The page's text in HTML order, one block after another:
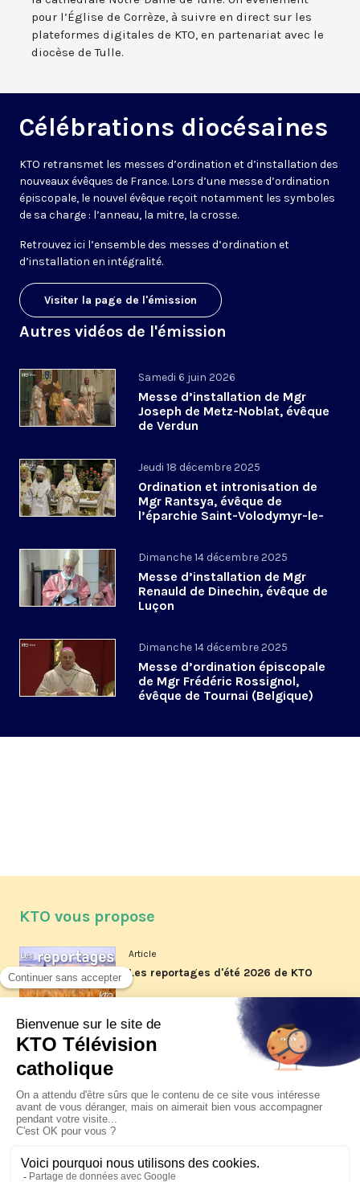
pour l’Église de Corrèze, à suivre en direct sur les
plateformes digitales de KTO, en partenariat avec le
diocèse de Tulle.
Célébrations diocésaines
KTO retransmet les messes d’ordination et d’installation des
nouveaux évêques de France. Lors d’une messe d’ordination
épiscopale, le nouvel évêque reçoit notamment les symboles
de sa charge : l’anneau, la mitre, la crosse.
Retrouvez ici l’ensemble des messes d’ordination et
d’installation en intégralité.
Visiter la page de l'émission
Autres vidéos de l'émission
Samedi 6 juin 2026
Messe d’installation de Mgr
Joseph de Metz-Noblat, évêque
de Verdun
Jeudi 18 décembre 2025
Ordination et intronisation de
Mgr Rantsya, évêque de
l’éparchie Saint-Volodymyr-le-
Dimanche 14 décembre 2025
Messe d’installation de Mgr
Renauld de Dinechin, évêque de
Luçon
Dimanche 14 décembre 2025
Messe d’ordination épiscopale
de Mgr Frédéric Rossignol,
évêque de Tournai (Belgique)
KTO vous propose
Article
Les reportages d'été 2026 de KTO
Article
La visite pastorale du pape Léon
XIV à Assise à suivre sur KTO le
Article